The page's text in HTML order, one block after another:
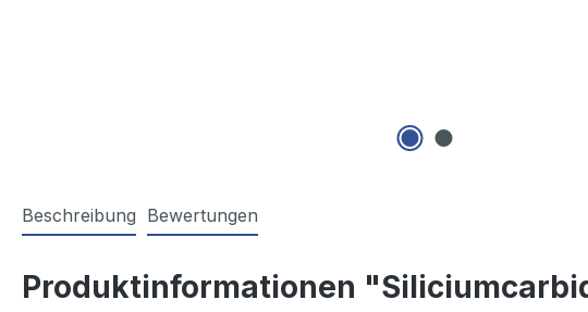
Beschreibung Bewertungen
Produktinformationen